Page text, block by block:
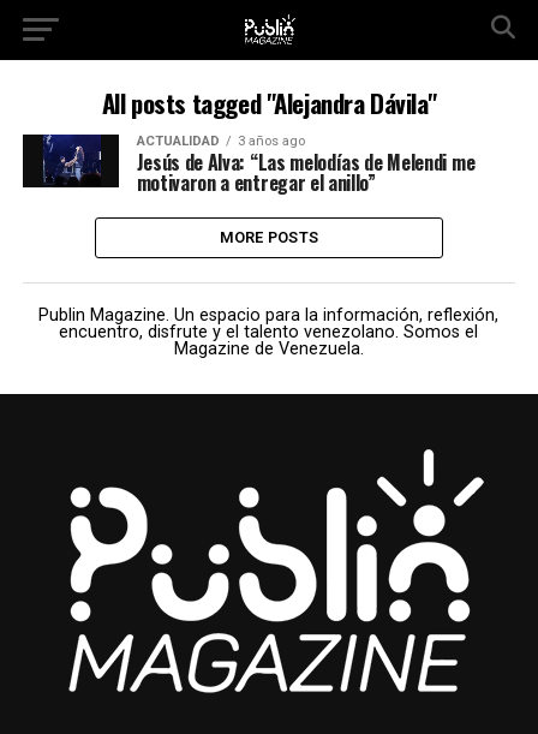
All posts tagged "Alejandra Dávila"
ACTUALIDAD 3 años ago
Jesús de Alva: “Las melodías de Melendi me
motivaron a entregar el anillo”
MORE POSTS
Publin Magazine. Un espacio para la información, reflexión,
encuentro, disfrute y el talento venezolano. Somos el
Magazine de Venezuela.